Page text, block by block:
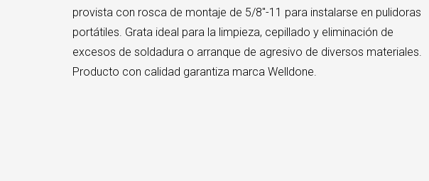
provista con rosca de montaje de 5/8″-11 para instalarse en pulidoras
portátiles. Grata ideal para la limpieza, cepillado y eliminación de
excesos de soldadura o arranque de agresivo de diversos materiales.
Producto con calidad garantiza marca Welldone.